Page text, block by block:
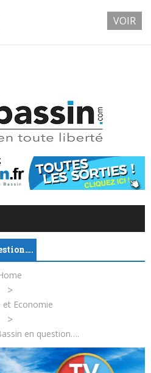
>
et Economie
>
en question….
VOIR